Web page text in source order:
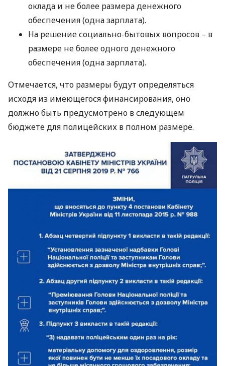
оклада и не более размера денежного
обеспечения (одна зарплата).
На решение социально-бытовых вопросов – в
размере не более одного денежного
обеспечения (одна зарплата).
Отмечается, что размеры будут определяться
исходя из имеющегося финансирования, оно
должно быть предусмотрено в следующем
бюджете для полицейских в полном размере.